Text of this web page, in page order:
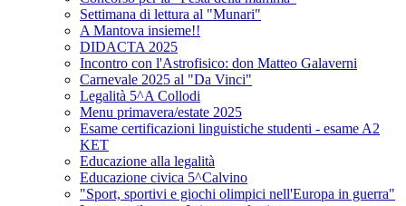
Settimana di lettura al "Munari"
A Mantova insieme!!
DIDACTA 2025
Incontro con l'Astrofisico: don Matteo Galaverni
Carnevale 2025 al "Da Vinci"
Legalità 5^A Collodi
Menu primavera/estate 2025
Esame certificazioni linguistiche studenti - esame A2
KET
Educazione alla legalità
Educazione civica 5^Calvino
"Sport, sportivi e giochi olimpici nell'Europa in guerra"